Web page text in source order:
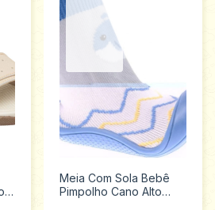
Meia Com Sola Bebê
Pimpolho Cano Alto